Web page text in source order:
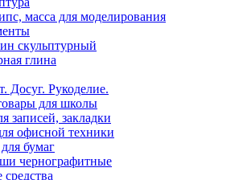
масса для моделирования
скульптурный
глина
Досуг. Рукоделие.
для школы
записей, закладки
офисной техники
бумаг
чернографитные